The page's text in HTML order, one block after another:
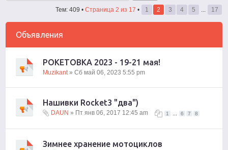
Тем: 409 • Страница 2 из 17 • 1 2 3 4 5 ... 17
Объявления
РОКЕТОВКА 2023 - 19-21 мая!
Muzikant» Сб май 06, 2023 5:55 pm
Нашивки Rocket3 "два")
1 6 7 8
DAUN » Пт янв 06, 2017 12:45 am
Зимнее хранение мотоциклов